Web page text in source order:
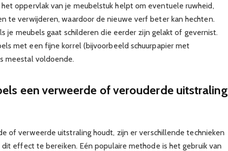
oppervlak van je meubelstuk helpt om eventuele ruwheid,
te verwijderen, waardoor de nieuwe verf beter kan hechten.
je meubels gaat schilderen die eerder zijn gelakt of gevernist.
met een fijne korrel (bijvoorbeeld schuurpapier met
meestal voldoende.
een verweerde of verouderde uitstraling
of verweerde uitstraling houdt, zijn er verschillende technieken
effect te bereiken. Eén populaire methode is het gebruik van